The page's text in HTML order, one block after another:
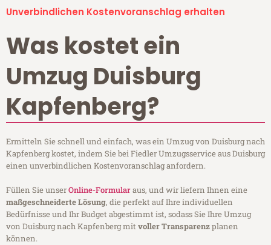
Unverbindlichen Kostenvoranschlag erhalten
Was kostet ein
Umzug Duisburg
Kapfenberg?
Ermitteln Sie schnell und einfach, was ein Umzug von Duisburg nach
Kapfenberg kostet, indem Sie bei Fiedler Umzugsservice aus Duisburg
einen unverbindlichen Kostenvoranschlag anfordern.
Füllen Sie unserOnline-Formularaus, und wir liefern Ihnen eine
maßgeschneiderte Lösung, die perfekt auf Ihre individuellen
Bedürfnisse und Ihr Budget abgestimmt ist, sodass Sie Ihre Umzug
von Duisburg nach Kapfenberg mitvoller Transparenzplanen
können.